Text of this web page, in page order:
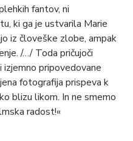
fantov, ni
ki ga je ustvarila Marie
iz človeške zlobe, ampak
/…/ Toda pričujoči
pripovedovane
fotografija prispeva k
blizu likom. In ne smemo
radost!«